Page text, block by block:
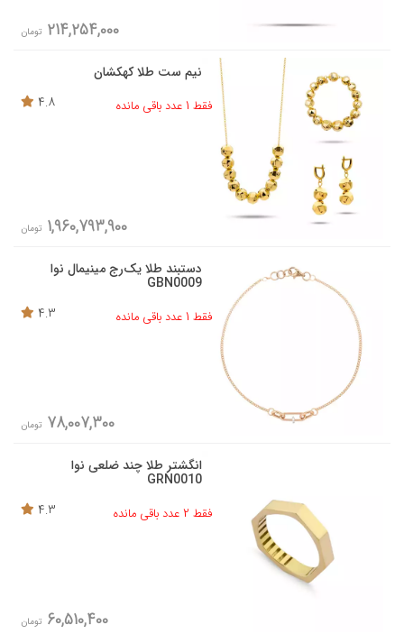
214,254,000 تومان
نیم ست طلا کهکشان
فقط 1 عدد باقی مانده
4.8
1,960,793,900 تومان
دستبند طلا یک‌رج مینیمال نوا
GBN0009
فقط 1 عدد باقی مانده
4.3
78,007,300 تومان
انگشتر طلا چند ضلعی نوا
GRN0010
فقط 2 عدد باقی مانده
4.3
60,510,400 تومان